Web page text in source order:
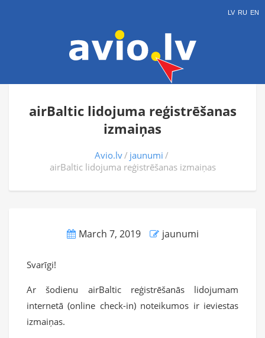
LV RU EN
airBaltic lidojuma reģistrēšanas
izmaiņas
Avio.lv
jaunumi
airBaltic lidojuma reģistrēšanas izmaiņas
March 7, 2019 jaunumi
Svarīgi!
Ar šodienu airBaltic reģistrēšanās lidojumam
internetā (online check-in) noteikumos ir ieviestas
izmaiņas.